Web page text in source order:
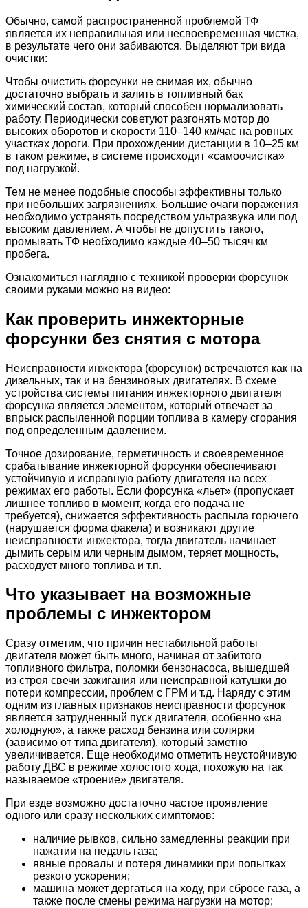
Обычно, самой распространенной проблемой ТФ
является их неправильная или несвоевременная чистка,
в результате чего они забиваются. Выделяют три вида
очистки:
Чтобы очистить форсунки не снимая их, обычно
достаточно выбрать и залить в топливный бак
химический состав, который способен нормализовать
работу. Периодически советуют разгонять мотор до
высоких оборотов и скорости 110–140 км/час на ровных
участках дороги. При прохождении дистанции в 10–25 км
в таком режиме, в системе происходит «самоочистка»
под нагрузкой.
Тем не менее подобные способы эффективны только
при небольших загрязнениях. Большие очаги поражения
необходимо устранять посредством ультразвука или под
высоким давлением. А чтобы не допустить такого,
промывать ТФ необходимо каждые 40–50 тысяч км
пробега.
Ознакомиться наглядно с техникой проверки форсунок
своими руками можно на видео:
Как проверить инжекторные
форсунки без снятия с мотора
Неисправности инжектора (форсунок) встречаются как на
дизельных, так и на бензиновых двигателях. В схеме
устройства системы питания инжекторного двигателя
форсунка является элементом, который отвечает за
впрыск распыленной порции топлива в камеру сгорания
под определенным давлением.
Точное дозирование, герметичность и своевременное
срабатывание инжекторной форсунки обеспечивают
устойчивую и исправную работу двигателя на всех
режимах его работы. Если форсунка «льет» (пропускает
лишнее топливо в момент, когда его подача не
требуется), снижается эффективность распыла горючего
(нарушается форма факела) и возникают другие
неисправности инжектора, тогда двигатель начинает
дымить серым или черным дымом, теряет мощность,
расходует много топлива и т.п.
Что указывает на возможные
проблемы с инжектором
Сразу отметим, что причин нестабильной работы
двигателя может быть много, начиная от забитого
топливного фильтра, поломки бензонасоса, вышедшей
из строя свечи зажигания или неисправной катушки до
потери компрессии, проблем с ГРМ и т.д. Наряду с этим
одним из главных признаков неисправности форсунок
является затрудненный пуск двигателя, особенно «на
холодную», а также расход бензина или солярки
(зависимо от типа двигателя), который заметно
увеличивается. Еще необходимо отметить неустойчивую
работу ДВС в режиме холостого хода, похожую на так
называемое «троение» двигателя.
При езде возможно достаточно частое проявление
одного или сразу нескольких симптомов:
наличие рывков, сильно замедленны реакции при
нажатии на педаль газа;
явные провалы и потеря динамики при попытках
резкого ускорения;
машина может дергаться на ходу, при сбросе газа, а
также после смены режима нагрузки на мотор;